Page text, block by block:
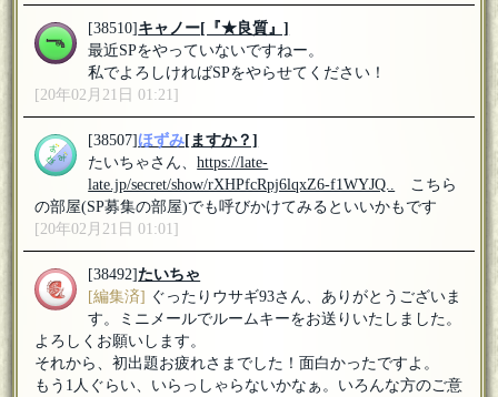
[38510]キャノー[『★良質』]
最近SPをやっていないですねー。
私でよろしければSPをやらせてください！
[20年02月21日 01:21]
[38507]ほずみ[ますか？]
たいちゃさん、https://late-
late.jp/secret/show/rXHPfcRpj6lqxZ6-f1WYJQ.. こちら
の部屋(SP募集の部屋)でも呼びかけてみるといいかもです
[20年02月21日 01:01]
[38492]たいちゃ
[編集済] ぐったりウサギ93さん、ありがとうございま
す。ミニメールでルームキーをお送りいたしました。
よろしくお願いします。
それから、初出題お疲れさまでした！面白かったですよ。
もう1人ぐらい、いらっしゃらないかなぁ。いろんな方のご意